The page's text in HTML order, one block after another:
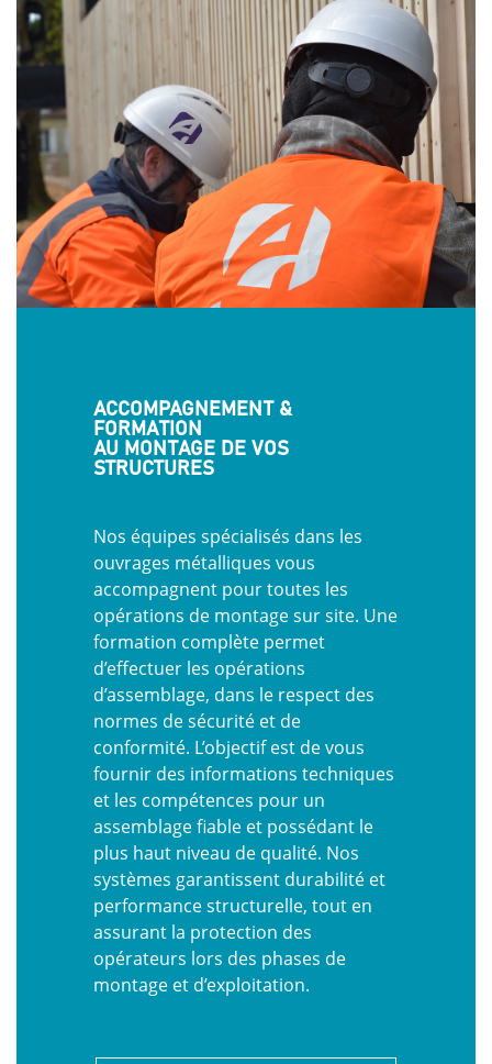
ACCOMPAGNEMENT &
FORMATION
AU MONTAGE DE VOS
STRUCTURES
Nos équipes spécialisés dans les
ouvrages métalliques vous
accompagnent pour toutes les
opérations de montage sur site. Une
formation complète permet
d’effectuer les opérations
d’assemblage, dans le respect des
normes de sécurité et de
conformité. L’objectif est de vous
fournir des informations techniques
et les compétences pour un
assemblage fiable et possédant le
plus haut niveau de qualité. Nos
systèmes garantissent durabilité et
performance structurelle, tout en
assurant la protection des
opérateurs lors des phases de
montage et d’exploitation.